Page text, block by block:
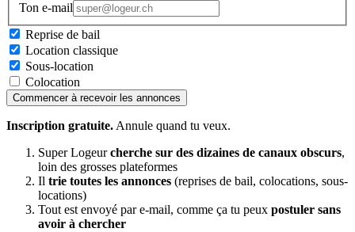
Ton e-mail
Reprise de bail
Location classique
Sous-location
Colocation
Commencer à recevoir les annonces
Inscription gratuite. Annule quand tu veux.
Super Logeurcherche sur des dizaines de canaux obscurs,
loin des grosses plateformes
Il trie toutes les annonces (reprises de bail, colocations, sous-
locations)
Tout est envoyé par e-mail, comme ça tu peux postuler sans
avoir à chercher